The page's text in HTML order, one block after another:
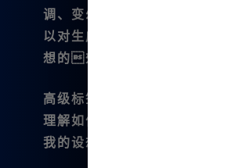
调、变幻、平移和扩图功能，
以对生成的图像进行个性化的
想的效果。
高级标签分析和咒语解析
：这
理解如何优化指令，使得生成
我的设想。